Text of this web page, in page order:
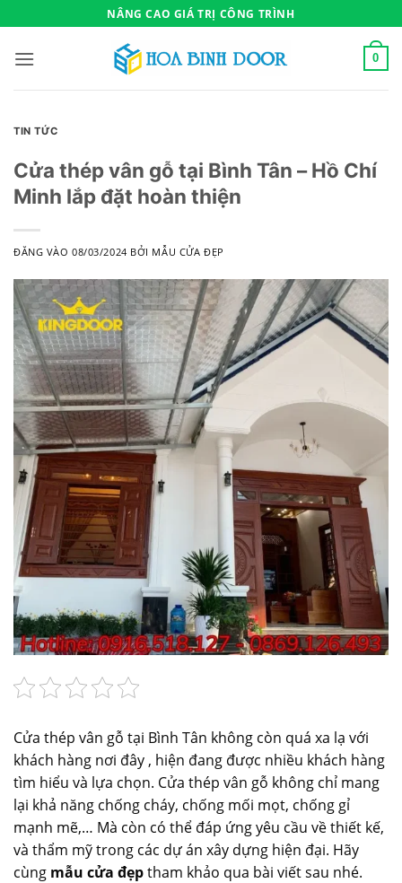
qua
nội
NÂNG CAO GIÁ TRỊ CÔNG TRÌNH
0
TIN TỨC
Cửa thép vân gỗ tại Bình Tân – Hồ Chí
Minh lắp đặt hoàn thiện
ĐĂNG VÀO08/03/2024 BỞI MẪU CỬA ĐẸP
Cửa thép vân gỗ tại Bình Tân không còn quá xa lạ với
khách hàng nơi đây , hiện đang được nhiều khách hàng
tìm hiểu và lựa chọn. Cửa thép vân gỗ không chỉ mang
lại khả năng chống cháy, chống mối mọt, chống gỉ
mạnh mẽ,… Mà còn có thể đáp ứng yêu cầu về thiết kế,
và thẩm mỹ trong các dự án xây dựng hiện đại. Hãy
cùng mẫu cửa đẹptham khảo qua bài viết sau nhé.